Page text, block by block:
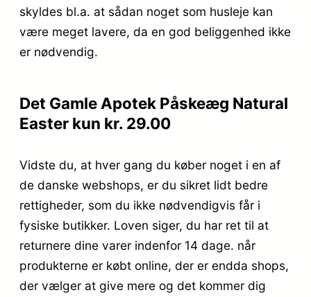
skyldes bl.a. at sådan noget som husleje kan
være meget lavere, da en god beliggenhed ikke
er nødvendig.
Det Gamle Apotek Påskeæg Natural
Easter kun kr. 29.00
Vidste du, at hver gang du køber noget i en af
de danske webshops, er du sikret lidt bedre
rettigheder, som du ikke nødvendigvis får i
fysiske butikker. Loven siger, du har ret til at
returnere dine varer indenfor 14 dage. når
produkterne er købt online, der er endda shops,
der vælger at give mere og det kommer dig